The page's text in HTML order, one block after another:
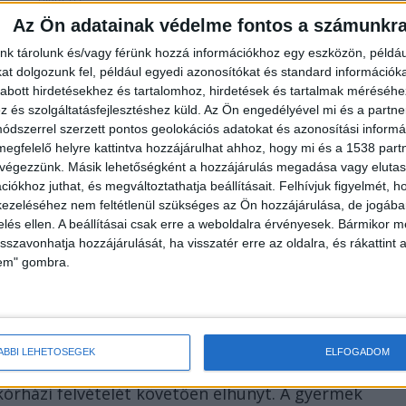
Az Ön adatainak védelme fontos a
tárolunk és/vagy férünk hozzá információkhoz egy eszközön,
dolgozunk fel, például egyedi azonosítókat és standard
hirdetésekhez és tartalomhoz, hirdetések és tartalmak
és szolgáltatásfejlesztéshez küld. Az Ön engedélyével mi és a
szerzett pontos geolokációs adatokat és azonosítási
helyre kattintva hozzájárulhat ahhoz, hogy mi és a 1538
Másik lehetőségként a hozzájárulás megadása vagy
juthat, és megváltoztathatja beállításait. Felhívjuk figyelmét,
nem feltétlenül szükséges az Ön hozzájárulása, de
ellen. A beállításai csak erre a weboldalra érvényesek. Bármikor
hozzájárulását, ha visszatér erre az oldalra, és rákattint
gombra.
LEHETŐSÉGEK ELFOGADOM
444 kérdéseireazt közölte, „a tényektől távol álló
ellátásáról.” A gyermeket a házi
Oktatókórház (Kalocsa) orvosai
a beteg kórházba utalásáról, felajánlotta a
a gyermek családja nem vette igénybe, a
belül a Bajai Szent Rókus Kórházba szállította.
szükséges ellátást megkapott, a gondos és
felvételét követően elhunyt. A gyermek